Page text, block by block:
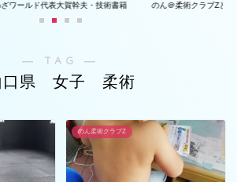
ワールド代表大賀幹夫・技術書籍 のん＠柔術クラブZとは
― TAG ―
口県 女子 柔術
のん柔術クラブZ